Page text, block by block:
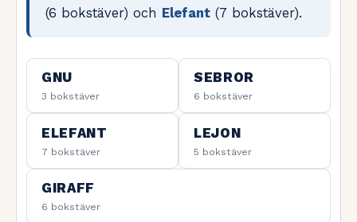
(6 bokstäver) och Elefant(7 bokstäver).
GNU
3 bokstäver
SEBROR
6 bokstäver
ELEFANT
7 bokstäver
LEJON
5 bokstäver
GIRAFF
6 bokstäver